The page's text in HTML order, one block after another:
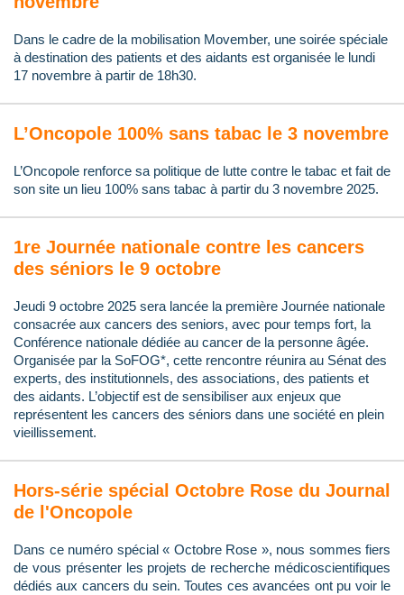
Dans le cadre de la mobilisation Movember, une soirée spéciale
à destination des patients et des aidants est organisée le lundi
17 novembre à partir de 18h30.
L’Oncopole 100% sans tabac le 3 novembre
L’Oncopole renforce sa politique de lutte contre le tabac et fait de
son site un lieu 100% sans tabac à partir du 3 novembre 2025.
1re Journée nationale contre les cancers
des séniors le 9 octobre
Jeudi 9 octobre 2025 sera lancée la première Journée nationale
consacrée aux cancers des seniors, avec pour temps fort, la
Conférence nationale dédiée au cancer de la personne âgée.
Organisée par la SoFOG*, cette rencontre réunira au Sénat des
experts, des institutionnels, des associations, des patients et
des aidants. L’objectif est de sensibiliser aux enjeux que
représentent les cancers des séniors dans une société en plein
vieillissement.
Hors-série spécial Octobre Rose du Journal
de l'Oncopole
Dans ce numéro spécial « Octobre Rose », nous sommes fiers
de vous présenter les projets de recherche médicoscientifiques
dédiés aux cancers du sein. Toutes ces avancées ont pu voir le